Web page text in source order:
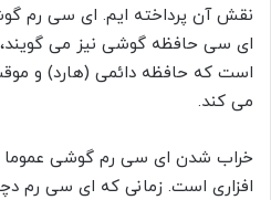
نقش آن پرداخته ایم. ای سی رم
است که حافظه دائمی (هارد) و
می کند.
خراب شدن ای سی رم گوشی عموما
افزاری است. زمانی که ای سی رم